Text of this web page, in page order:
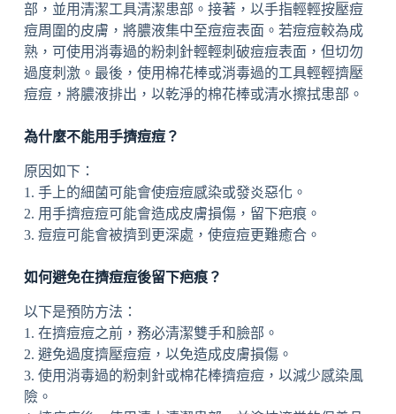
部，並用清潔工具清潔患部。接著，以手指輕輕按壓痘
痘周圍的皮膚，將膿液集中至痘痘表面。若痘痘較為成
熟，可使用消毒過的粉刺針輕輕刺破痘痘表面，但切勿
過度刺激。最後，使用棉花棒或消毒過的工具輕輕擠壓
痘痘，將膿液排出，以乾淨的棉花棒或清水擦拭患部。
為什麼不能用手擠痘痘？
原因如下：
1. 手上的細菌可能會使痘痘感染或發炎惡化。
2. 用手擠痘痘可能會造成皮膚損傷，留下疤痕。
3. 痘痘可能會被擠到更深處，使痘痘更難癒合。
如何避免在擠痘痘後留下疤痕？
以下是預防方法：
1. 在擠痘痘之前，務必清潔雙手和臉部。
2. 避免過度擠壓痘痘，以免造成皮膚損傷。
3. 使用消毒過的粉刺針或棉花棒擠痘痘，以減少感染風
險。